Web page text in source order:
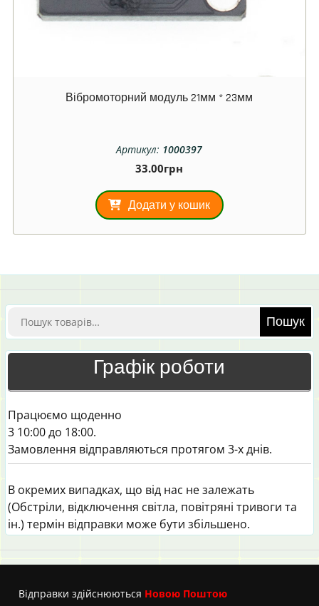
Вібромоторний модуль 21мм * 23мм
Артикул: 1000397
33.00грн
Додати у кошик
Шукати: Пошук
Графік роботи
Працюємо щоденно
3 10:00 до 18:00.
Замовлення відправляються протягом 3-х днів.
В окремих випадках, що від нас не залежать
(Обстріли, відключення світла, повітряні тривоги та
ін.) термін відправки може бути збільшено.
Вiдправки здійснюються Новою Поштою